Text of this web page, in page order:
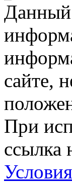
Данный
сайте,
При
ссылка